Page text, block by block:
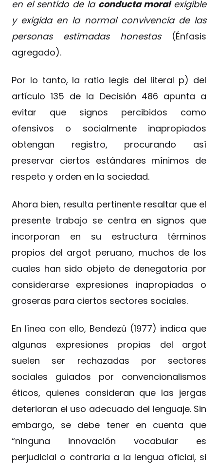
en el sentido de la conducta moralexigible
y exigida en la normal convivencia de las
personas estimadas honestas (Énfasis
agregado).
Por lo tanto, la ratio legis del literal p) del
artículo 135 de la Decisión 486 apunta a
evitar que signos percibidos como
ofensivos o socialmente inapropiados
obtengan registro, procurando así
preservar ciertos estándares mínimos de
respeto y orden en la sociedad.
Ahora bien, resulta pertinente resaltar que el
presente trabajo se centra en signos que
incorporan en su estructura términos
propios del argot peruano, muchos de los
cuales han sido objeto de denegatoria por
considerarse expresiones inapropiadas o
groseras para ciertos sectores sociales.
En línea con ello, Bendezú (1977) indica que
algunas expresiones propias del argot
suelen ser rechazadas por sectores
sociales guiados por convencionalismos
éticos, quienes consideran que las jergas
deterioran el uso adecuado del lenguaje. Sin
embargo, se debe tener en cuenta que
“ninguna innovación vocabular es
perjudicial o contraria a la lengua oficial, si